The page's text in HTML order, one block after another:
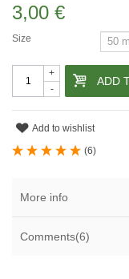
3,00 €
Size
-
+
ADD
Add to wishlist
(6)
More info
Comments(6)